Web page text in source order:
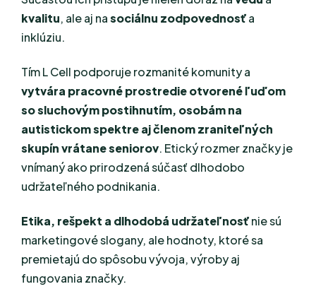
kvalitu, ale aj nasociálnu zodpovednosťa
inklúziu.
Tím L Cell podporuje rozmanité komunity a
vytvára pracovné prostredie otvorené ľuďom
so sluchovým postihnutím, osobám na
autistickom spektre aj členom zraniteľných
skupín vrátane seniorov. Etický rozmer značky je
vnímaný ako prirodzená súčasť dlhodobo
udržateľného podnikania.
Etika, rešpekt a dlhodobá udržateľnosťnie sú
marketingové slogany, ale hodnoty, ktoré sa
premietajú do spôsobu vývoja, výroby aj
fungovania značky.